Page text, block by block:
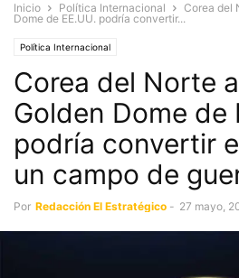
Inicio Política Internacional
Corea del
Dome de EE.UU. podría convertir...
Política Internacional
Corea del Norte
Golden Dome de
podría convertir
un campo de
Por Redacción El Estratégico - 27 mayo,